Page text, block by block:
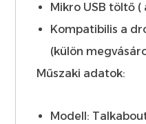
Mikro USB töltő
Kompatibilis a
(külön
Műszaki adatok:
Modell: